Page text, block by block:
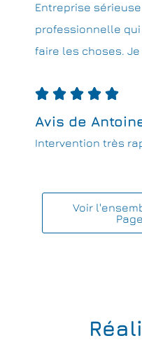
Entreprise
professionnelle
faire les choses.
    
Avis de
Intervention très
Voir